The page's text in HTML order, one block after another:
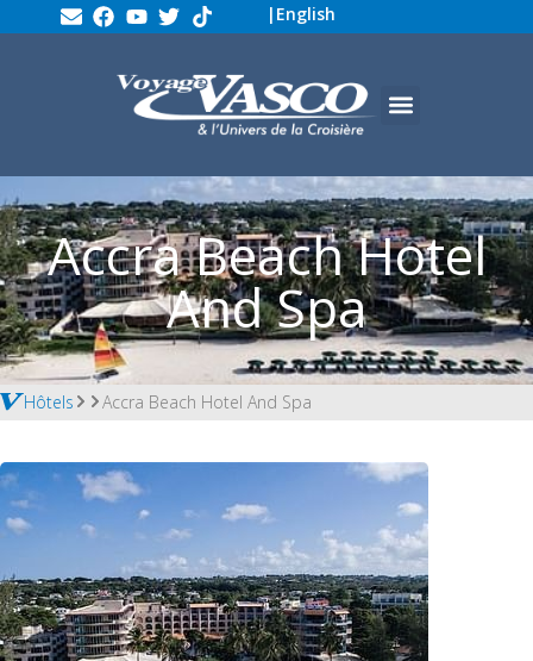
| English
Accra Beach Hotel
And Spa
Hôtels Accra Beach Hotel And Spa